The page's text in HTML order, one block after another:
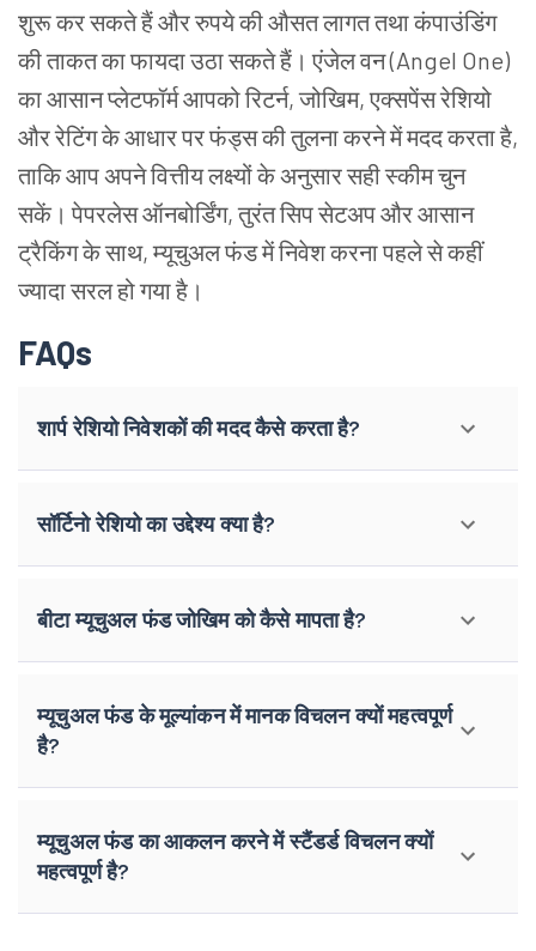
शुरू कर सकते हैं और रुपये की औसत लागत तथा कंपाउंडिंग
की ताकत का फायदा उठा सकते हैं। एंजेल वन (Angel One)
का आसान प्लेटफॉर्म आपको रिटर्न, जोखिम, एक्सपेंस रेशियो
और रेटिंग के आधार पर फंड्स की तुलना करने में मदद करता है,
ताकि आप अपने वित्तीय लक्ष्यों के अनुसार सही स्कीम चुन
सकें। पेपरलेस ऑनबोर्डिंग, तुरंत सिप सेटअप और आसान
ट्रैकिंग के साथ, म्यूचुअल फंड में निवेश करना पहले से कहीं
ज्यादा सरल हो गया है।
FAQs
शार्प रेशियो निवेशकों की मदद कैसे करता है?
सॉर्टिनो रेशियो का उद्देश्य क्या है?
बीटा म्यूचुअल फंड जोखिम को कैसे मापता है?
म्यूचुअल फंड के मूल्यांकन में मानक विचलन क्यों महत्वपूर्ण
है?
म्यूचुअल फंड का आकलन करने में स्टैंडर्ड विचलन क्यों
महत्वपूर्ण है?